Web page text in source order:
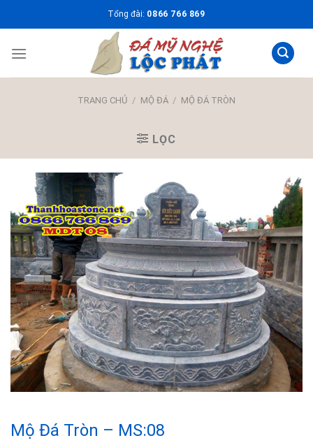
to
Tổng đài: 0866 766 869
TRANG CHỦ / MỘ ĐÁ / MỘ ĐÁ TRÒN
LỌC
Mộ Đá Tròn – MS:08